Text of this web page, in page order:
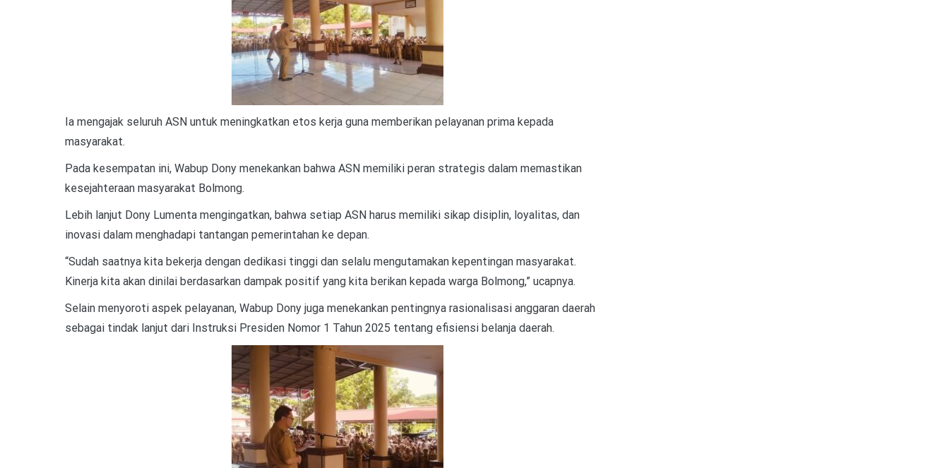
Ia mengajak seluruh ASN untuk meningkatkan etos kerja guna memberikan pelayanan prima kepada
masyarakat.
Pada kesempatan ini, Wabup Dony menekankan bahwa ASN memiliki peran strategis dalam memastikan
kesejahteraan masyarakat Bolmong.
Lebih lanjut Dony Lumenta mengingatkan, bahwa setiap ASN harus memiliki sikap disiplin, loyalitas, dan
inovasi dalam menghadapi tantangan pemerintahan ke depan.
“Sudah saatnya kita bekerja dengan dedikasi tinggi dan selalu mengutamakan kepentingan masyarakat.
Kinerja kita akan dinilai berdasarkan dampak positif yang kita berikan kepada warga Bolmong,” ucapnya.
Selain menyoroti aspek pelayanan, Wabup Dony juga menekankan pentingnya rasionalisasi anggaran daerah
sebagai tindak lanjut dari Instruksi Presiden Nomor 1 Tahun 2025 tentang efisiensi belanja daerah.